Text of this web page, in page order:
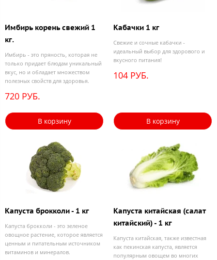
Имбирь корень свежий 1
кг.
Имбирь - это пряность, которая не
только придает блюдам уникальный
вкус, но и обладает множеством
полезных свойств для здоровья.
720 РУБ.
В корзину
Кабачки 1 кг
Свежие и сочные кабачки -
идеальный выбор для здорового и
вкусного питания!
104 РУБ.
В корзину
Капуста брокколи - 1 кг
Капуста брокколи - это зеленое
овощное растение, которое является
ценным и питательным источником
витаминов и минералов.
Капуста китайская (салат
китайский) - 1 кг
Капуста китайская, также известная
как пекинская капуста, является
популярным овощем во многих